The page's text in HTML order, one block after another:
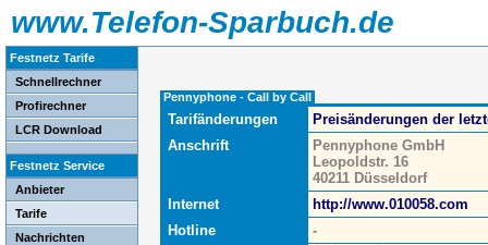
www.Telefon-Sparbuch.de
Festnetz Tarife
Schnellrechner
Profirechner
LCR Download
Festnetz Service
Anbieter
Tarife
Nachrichten
Pennyphone - Call by Call
Tarifänderungen
Preisänderungen der
Anschrift
Pennyphone GmbH
Leopoldstr. 16
40211 Düsseldorf
Internet
http://www.010058.com
Hotline
-